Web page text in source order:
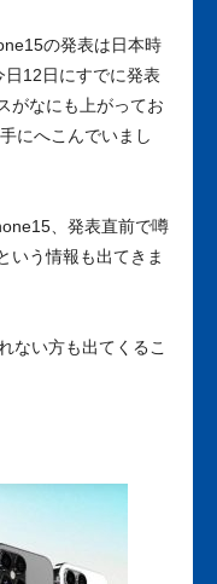
の発表は日本時
12日にすでに発表
がなにも上がってお
にへこんでいまし
、発表直前で噂
いう情報も出てきま
ない方も出てくるこ